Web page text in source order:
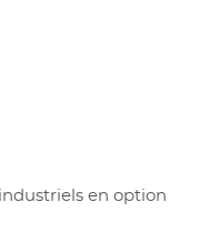
en option